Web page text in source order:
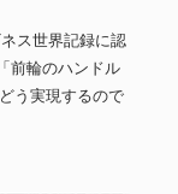
ス世界記録に認
前輪のハンドル
う実現するので